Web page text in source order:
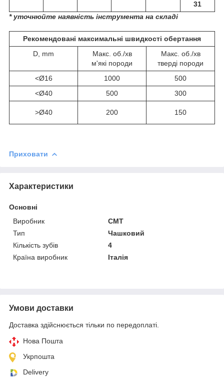
31
* уточнюйте наявність інструмента на складі
Рекомендовані максимальні швидкості обертання
D, mm
Макс. об./хв
м'які породи
Макс. об./хв
тверді породи
<Ø16
1000
500
<Ø40
500 300
>Ø40 200 150
Приховати
Характеристики
Основні
Виробник
СМТ
Тип
Чашковий
Кількість зубів
4
Країна виробник
Італія
Умови доставки
Доставка здійснюється тільки по передоплаті.
Нова Пошта
Укрпошта
Delivery